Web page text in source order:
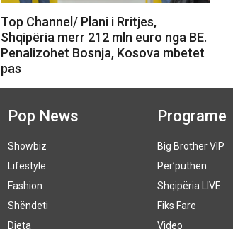
Top Channel/ Plani i Rritjes,
Shqipëria merr 212 mln euro nga BE.
Penalizohet Bosnja, Kosova mbetet
pas
Pop News
Showbiz
Lifestyle
Fashion
Shëndeti
Dieta
Programe
Big Brother VIP
Për’puthen
Shqipëria LIVE
Fiks Fare
Video